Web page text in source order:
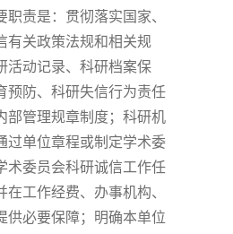
责是：贯彻落实国家、
有关政策法规和相关规
活动记录、科研档案保
预防、科研失信行为责任
部管理规章制度；科研机
过单位章程或制定学术委
术委员会科研诚信工作任
在工作经费、办事机构、
供必要保障；明确本单位